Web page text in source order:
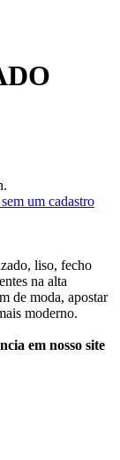
um cadastro
liso, fecho
na alta
de moda, apostar
moderno.
em nosso site